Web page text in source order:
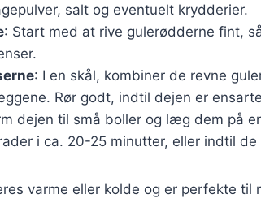
salt og eventuelt krydderier.
: Start med at rive gulerødderne fint,
: I en skål, kombiner de revne
Rør godt, indtil dejen er
dejen til små boller og læg dem på
i ca. 20-25 minutter, eller indtil de
varme eller kolde og er perfekte til